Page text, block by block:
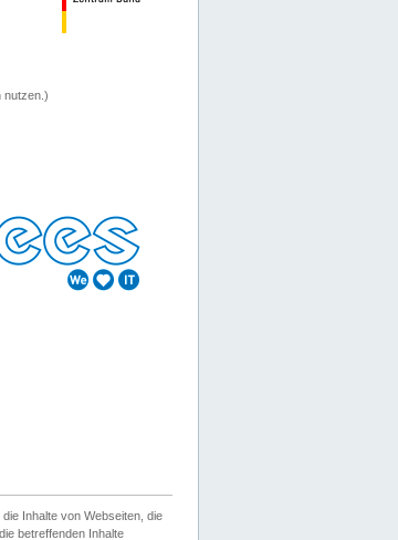
nutzen.)
Inhalte von Webseiten, die
betreffenden Inhalte